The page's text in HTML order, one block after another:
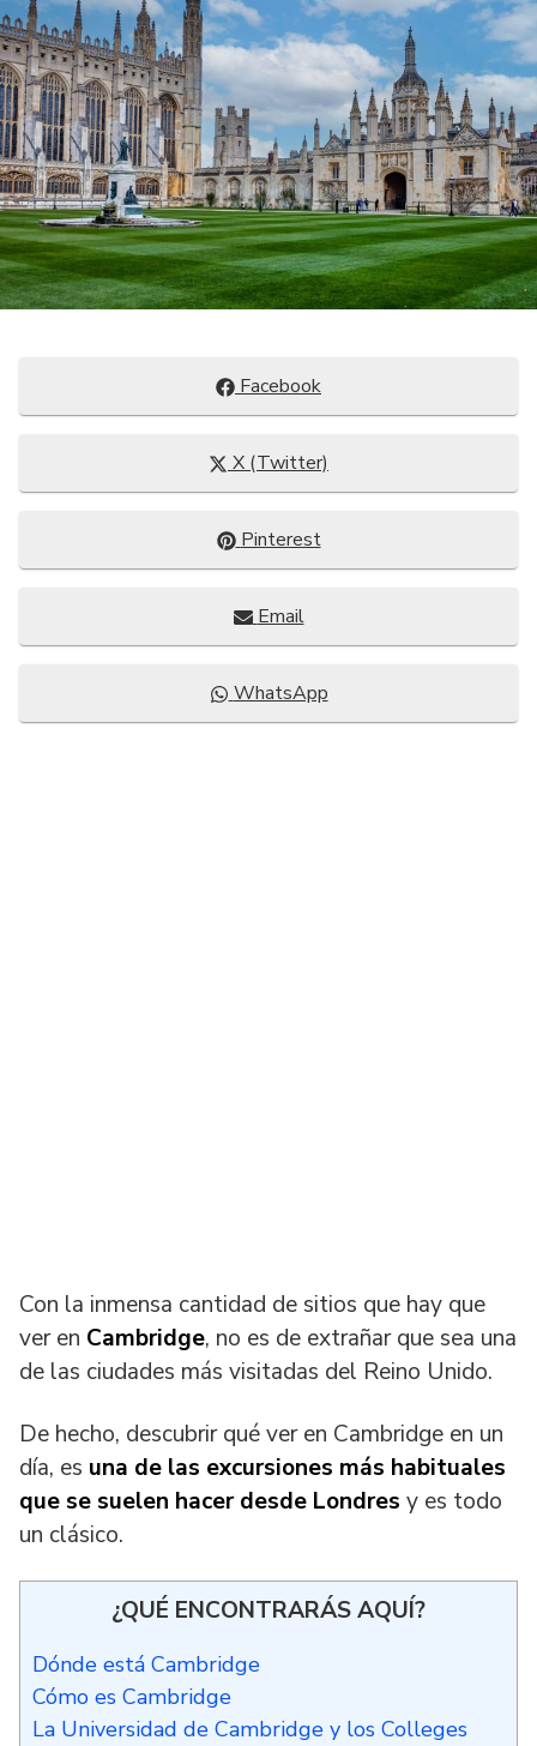
Compartir
en
Facebook
Compartir
en
X (Twitter)
Compartir
en
Pinterest
Compartir
en
Email
Compartir
en
WhatsApp
Con la inmensa cantidad de sitios que hay que
ver en Cambridge, no es de extrañar que sea una
de las ciudades más visitadas del Reino Unido.
De hecho, descubrir qué ver en Cambridge en un
día, es una de las excursiones más habituales
que se suelen hacer desde Londres y es todo
un clásico.
¿QUÉ ENCONTRARÁS AQUÍ?
Dónde está Cambridge
Cómo es Cambridge
La Universidad de Cambridge y los Colleges